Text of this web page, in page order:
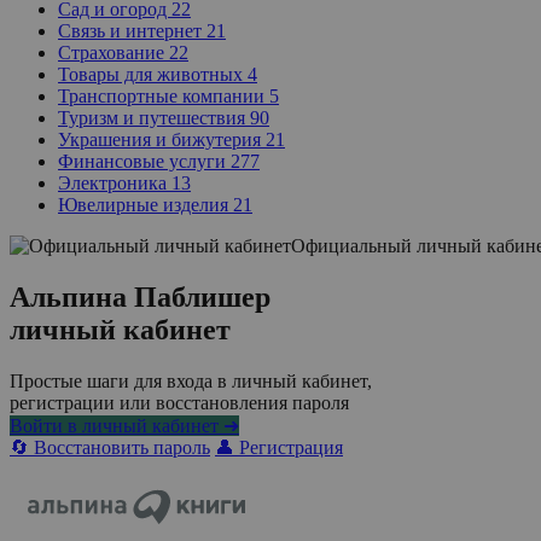
Сад и огород 22
Связь и интернет 21
Страхование 22
Товары для животных 4
Транспортные компании 5
Туризм и путешествия 90
Украшения и бижутерия 21
Финансовые услуги 277
Электроника 13
Ювелирные изделия 21
Официальный личный
Альпина Паблишер
личный кабинет
Простые шаги для входа в личный кабинет,
регистрации или восстановления пароля
Войти в личный кабинет ➜
🔄 Восстановить пароль 👤 Регистрация